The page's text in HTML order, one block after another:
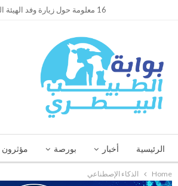
16 معلومة حول زيارة وفد الهيئة العربية للإستثمار والإنماء الزراعي إلي السعودية
الرئيسية أخبار بورصة مؤثرون
Home الذكاء الإصطناعي